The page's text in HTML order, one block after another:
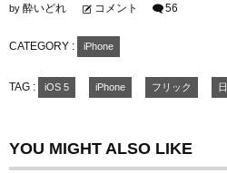
by 酔いどれ コメント 56
CATEGORY : iPhone
TAG : iOS 5 iPhone フリック
YOU MIGHT ALSO LIKE